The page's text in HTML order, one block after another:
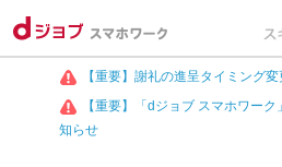
【重要】謝礼の進呈タイミング
【重要】「dジョブ スマホワー
知らせ